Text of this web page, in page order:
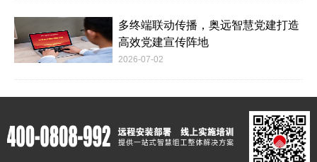
多终端联动传播，奥远智慧党建打造
高效党建宣传阵地
2026-07-02